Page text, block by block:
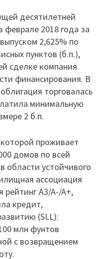
десятилетней
феврале 2018 года за
2,625% по
пунктов (б.п.),
сделке компания
финансирования. В
торговалась
минимальную
2 б.п.
проживает
домов по всей
области устойчивого
ассоциация
A3/A-/A+,
кредит,
(SLL):
млн фунтов
с возвращением